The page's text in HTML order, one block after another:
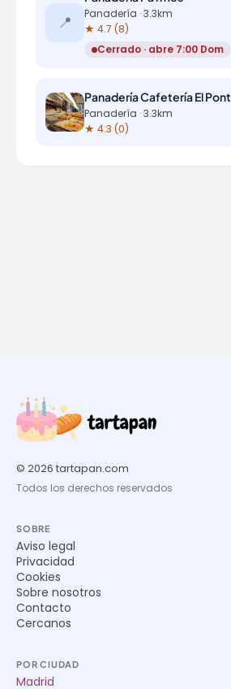
📍
Panadería · 3.3km
★ 4.7 (8)
Cerrado · abre 7:00 Dom
Panadería Cafetería El Pont
Panadería · 3.3km
★ 4.3 (0)
© 2026 tartapan.com
Todos los derechos reservados
SOBRE
Aviso legal
Privacidad
Cookies
Sobre nosotros
Contacto
Cercanos
POR CIUDAD
Madrid